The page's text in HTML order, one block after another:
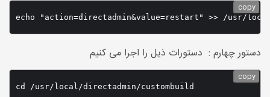
copy
دستور چهارم : دستورات ذیل را اجرا می کنیم
cd /usr/local/directadmin/custombuild
copy